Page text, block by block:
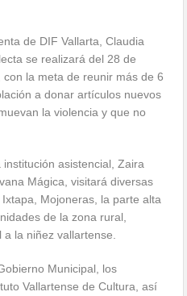
de DIF Vallarta, Claudia
se realizará del 28 de
la meta de reunir más de 6
a donar artículos nuevos
la violencia y que no
asistencial, Zaira
Mágica, visitará diversas
Mojoneras, la parte alta
de la zona rural,
a la niñez vallartense.
Municipal, los
Vallartense de Cultura, así